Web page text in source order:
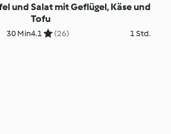
und
30 Min
Salat mit Geflügel, Käse und
Tofu
4.1 (26) 1 Std.